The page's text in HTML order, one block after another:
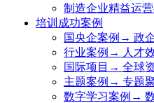
制造企业精益运
培训成功案例
国央企案例→ 政
行业案例→ 人才
国际项目→ 全球
主题案例→ 专题
数字学习案例→